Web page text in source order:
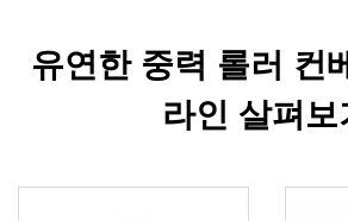
유연한 중력 롤러 컨
라인 살펴보